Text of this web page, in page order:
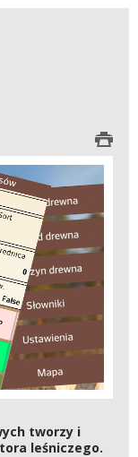
tworzy i
leśniczego.